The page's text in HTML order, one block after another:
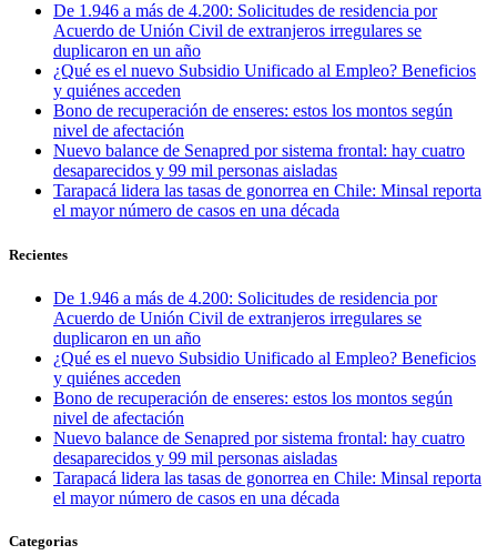
De 1.946 a más de 4.200: Solicitudes de residencia por
Acuerdo de Unión Civil de extranjeros irregulares se
duplicaron en un año
¿Qué es el nuevo Subsidio Unificado al Empleo? Beneficios
y quiénes acceden
Bono de recuperación de enseres: estos los montos según
nivel de afectación
Nuevo balance de Senapred por sistema frontal: hay cuatro
desaparecidos y 99 mil personas aisladas
Tarapacá lidera las tasas de gonorrea en Chile: Minsal reporta
el mayor número de casos en una década
Recientes
De 1.946 a más de 4.200: Solicitudes de residencia por
Acuerdo de Unión Civil de extranjeros irregulares se
duplicaron en un año
¿Qué es el nuevo Subsidio Unificado al Empleo? Beneficios
y quiénes acceden
Bono de recuperación de enseres: estos los montos según
nivel de afectación
Nuevo balance de Senapred por sistema frontal: hay cuatro
desaparecidos y 99 mil personas aisladas
Tarapacá lidera las tasas de gonorrea en Chile: Minsal reporta
el mayor número de casos en una década
Categorias